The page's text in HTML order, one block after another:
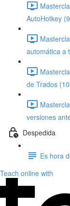
AutoHotkey
automática a
de Trados
versiones
Despedida
Es hora
Teach online with